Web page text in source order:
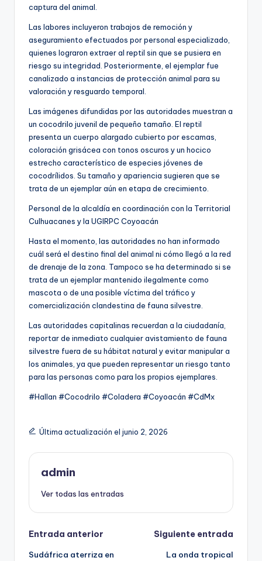
captura del animal.
Las labores incluyeron trabajos de remoción y
aseguramiento efectuados por personal especializado,
quienes lograron extraer al reptil sin que se pusiera en
riesgo su integridad. Posteriormente, el ejemplar fue
canalizado a instancias de protección animal para su
valoración y resguardo temporal.
Las imágenes difundidas por las autoridades muestran a
un cocodrilo juvenil de pequeño tamaño. El reptil
presenta un cuerpo alargado cubierto por escamas,
coloración grisácea con tonos oscuros y un hocico
estrecho característico de especies jóvenes de
cocodrílidos. Su tamaño y apariencia sugieren que se
trata de un ejemplar aún en etapa de crecimiento.
Personal de la alcaldía en coordinación con la Territorial
Culhuacanes y la UGIRPC Coyoacán
Hasta el momento, las autoridades no han informado
cuál será el destino final del animal ni cómo llegó a la red
de drenaje de la zona. Tampoco se ha determinado si se
trata de un ejemplar mantenido ilegalmente como
mascota o de una posible víctima del tráfico y
comercialización clandestina de fauna silvestre.
Las autoridades capitalinas recuerdan a la ciudadanía,
reportar de inmediato cualquier avistamiento de fauna
silvestre fuera de su hábitat natural y evitar manipular a
los animales, ya que pueden representar un riesgo tanto
para las personas como para los propios ejemplares.
#Hallan #Cocodrilo #Coladera #Coyoacán #CdMx
Última actualización el junio 2, 2026
admin
Ver todas las entradas
Navegación
Entrada anterior
Sudáfrica aterriza en
Siguiente entrada
La onda tropical